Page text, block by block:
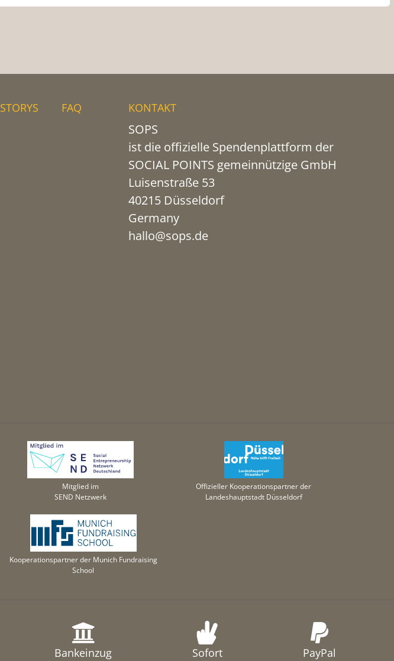
STORYS FAQ KONTAKT
SOPS
ist die offizielle Spendenplattform der
SOCIAL POINTS gemeinnützige GmbH
Luisenstraße 53
40215 Düsseldorf
Germany
hallo@sops.de
Mitglied im
SEND Netzwerk
Offizieller Kooperationspartner der
Landeshauptstadt Düsseldorf
Kooperationspartner der Munich Fundraising
School
Bankeinzug Sofort PayPal